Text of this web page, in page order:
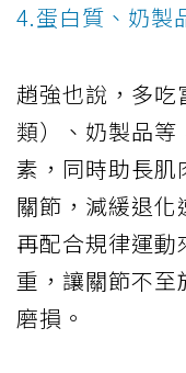
4.蛋白質、奶製
趙強也說，多吃
類）、奶製品
素，同時助長肌
關節，減緩退
再配合規律運
重，讓關節不至
磨損。